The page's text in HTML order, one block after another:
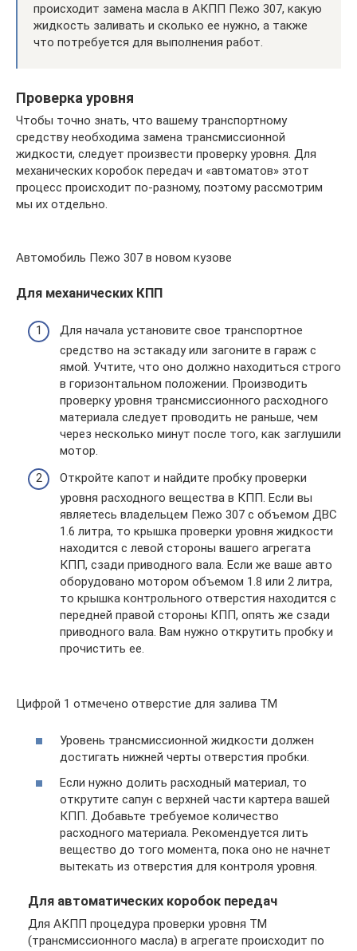
происходит замена масла в АКПП Пежо 307, какую
жидкость заливать и сколько ее нужно, а также
что потребуется для выполнения работ.
Проверка уровня
Чтобы точно знать, что вашему транспортному
средству необходима замена трансмиссионной
жидкости, следует произвести проверку уровня. Для
механических коробок передач и «автоматов» этот
процесс происходит по-разному, поэтому рассмотрим
мы их отдельно.
Автомобиль Пежо 307 в новом кузове
Для механических КПП
Для начала установите свое транспортное
средство на эстакаду или загоните в гараж с
ямой. Учтите, что оно должно находиться строго
в горизонтальном положении. Производить
проверку уровня трансмиссионного расходного
материала следует проводить не раньше, чем
через несколько минут после того, как заглушили
мотор.
Откройте капот и найдите пробку проверки
уровня расходного вещества в КПП. Если вы
являетесь владельцем Пежо 307 с объемом ДВС
1.6 литра, то крышка проверки уровня жидкости
находится с левой стороны вашего агрегата
КПП, сзади приводного вала. Если же ваше авто
оборудовано мотором объемом 1.8 или 2 литра,
то крышка контрольного отверстия находится с
передней правой стороны КПП, опять же сзади
приводного вала. Вам нужно открутить пробку и
прочистить ее.
Цифрой 1 отмечено отверстие для залива ТМ
Уровень трансмиссионной жидкости должен
достигать нижней черты отверстия пробки.
Если нужно долить расходный материал, то
открутите сапун с верхней части картера вашей
КПП. Добавьте требуемое количество
расходного материала. Рекомендуется лить
вещество до того момента, пока оно не начнет
вытекать из отверстия для контроля уровня.
Для автоматических коробок передач
Для АКПП процедура проверки уровня ТМ
(трансмиссионного масла) в агрегате происходит по